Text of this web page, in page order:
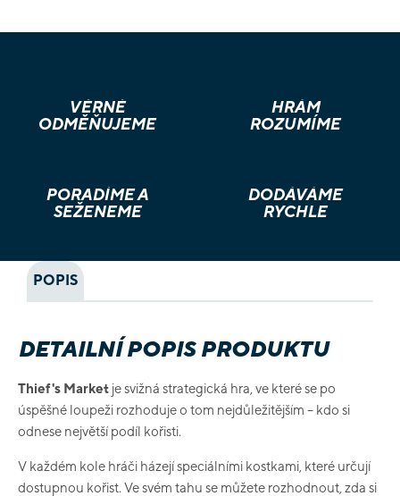
VĚRNÉ
ODMĚŇUJEME
HRÁM
ROZUMÍME
PORADÍME A
SEŽENEME
DODÁVÁME
RYCHLE
POPIS
DETAILNÍ POPIS PRODUKTU
Thief's Market je svižná strategická hra, ve které se po
úspěšné loupeži rozhoduje o tom nejdůležitějším – kdo si
odnese největší podíl kořisti.
V každém kole hráči házejí speciálními kostkami, které určují
dostupnou kořist. Ve svém tahu se můžete rozhodnout, zda si